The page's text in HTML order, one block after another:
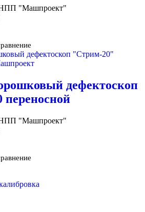
"Машпроект"
дефектоскоп
"Машпроект"